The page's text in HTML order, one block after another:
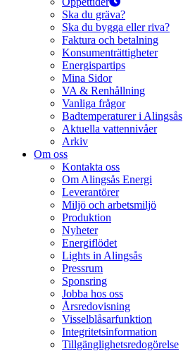
Ska du gräva?
Ska du bygga eller riva?
Faktura och betalning
Konsumenträttigheter
Energispartips
Mina Sidor
VA & Renhållning
Vanliga frågor
Badtemperaturer i Alingsås
Aktuella vattennivåer
Arkiv
Om oss
Kontakta oss
Om Alingsås Energi
Leverantörer
Miljö och arbetsmiljö
Produktion
Nyheter
Energiflödet
Lights in Alingsås
Pressrum
Sponsring
Jobba hos oss
Årsredovisning
Visselblåsarfunktion
Integritetsinformation
Tillgänglighetsredogörelse